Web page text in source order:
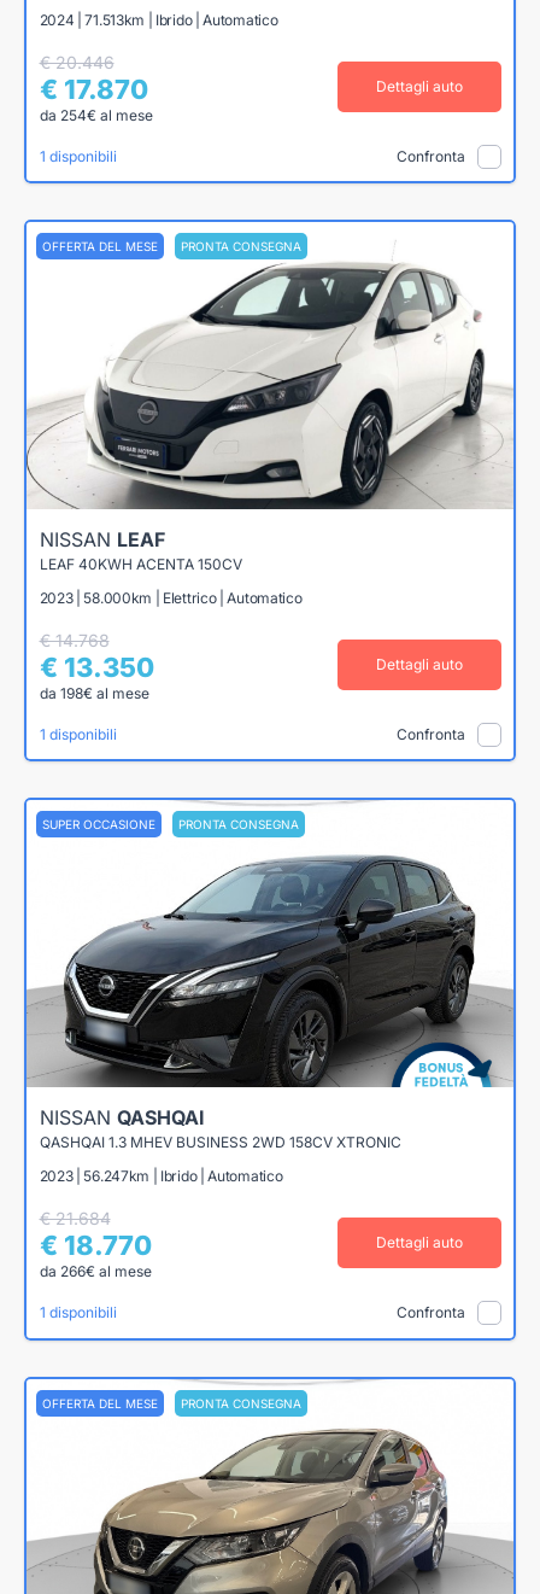
2024 | 71.513km | Ibrido | Automatico
€ 20.446
€ 17.870
da 254€ al mese
Dettagli auto
1 disponibili Confronta
OFFERTA DEL MESE PRONTA CONSEGNA
NISSAN LEAF
LEAF 40KWH ACENTA 150CV
2023 | 58.000km | Elettrico | Automatico
€ 14.768
€ 13.350
da 198€ al mese
Dettagli auto
1 disponibili Confronta
SUPER OCCASIONE PRONTA CONSEGNA
NISSAN QASHQAI
QASHQAI 1.3 MHEV BUSINESS 2WD 158CV XTRONIC
2023 | 56.247km | Ibrido | Automatico
€ 21.684
€ 18.770
da 266€ al mese
Dettagli auto
1 disponibili Confronta
OFFERTA DEL MESE PRONTA CONSEGNA